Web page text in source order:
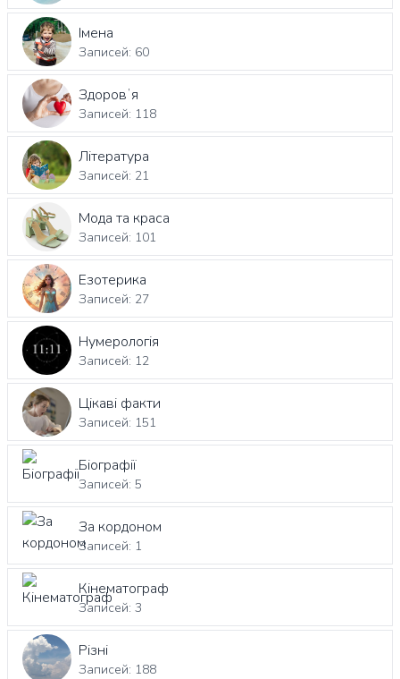
Імена
Записей: 60
Здоровʼя
Записей: 118
Література
Записей: 21
Мода та краса
Записей: 101
Езотерика
Записей: 27
Нумерологія
Записей: 12
Цікаві факти
Записей: 151
Біографії
Записей: 5
За кордоном
Записей: 1
Кінематограф
Записей: 3
Різні
Записей: 188